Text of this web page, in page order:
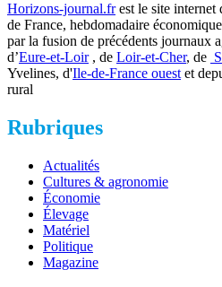
Horizons-journal.frest le site internet
de France, hebdomadaire
par la fusion de précédents journaux
d’Eure-et-Loir, de Loir-et-Cher, de
Yvelines, d'Ile-de-France ouest et
rural
Rubriques
Actualités
Cultures & agronomie
Économie
Élevage
Matériel
Politique
Magazine